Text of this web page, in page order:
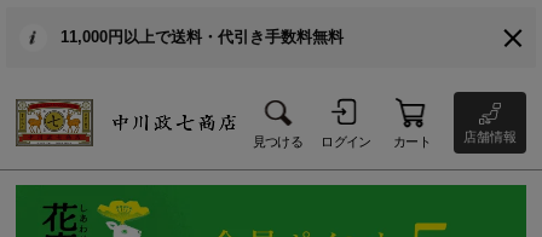
11,000円以上で送料・代引き手数料無料
見つける ログイン カート 店舗情報